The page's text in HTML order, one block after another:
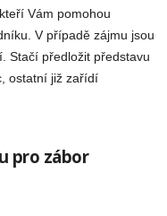
Vám pomohou
V případě zájmu jsou
Stačí předložit představu
ostatní již zařídí
pro zábor